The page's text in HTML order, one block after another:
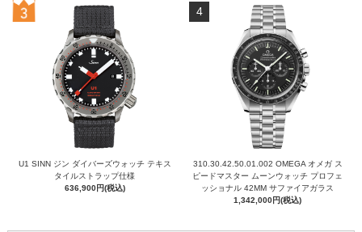
U1 SINN ジン ダイバーズウォッチ テキス
タイルストラップ仕様
636,900円(税込)
4
310.30.42.50.01.002 OMEGA オメガ ス
ピードマスター ムーンウォッチ プロフェ
ッショナル 42MM サファイアガラス
1,342,000円(税込)